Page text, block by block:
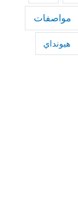
مواصفات
هيونداي